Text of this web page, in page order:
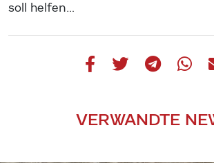
soll helfen…
VERWANDTE